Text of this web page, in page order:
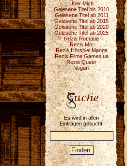
Über Mich
Gelesene Titel bis 2010
Gelesene Titel ab 2011
Gelesene Titel ab 2015
Gelesene Titel ab 2020
Gelesene Titel ab 2025
Rezis Romane
Rezis Mix
Rezis Hörspiel Manga
Rezis Filme Games ua
Rezis Queer
Vegan
Es wird in allen
Einträgen gesucht.